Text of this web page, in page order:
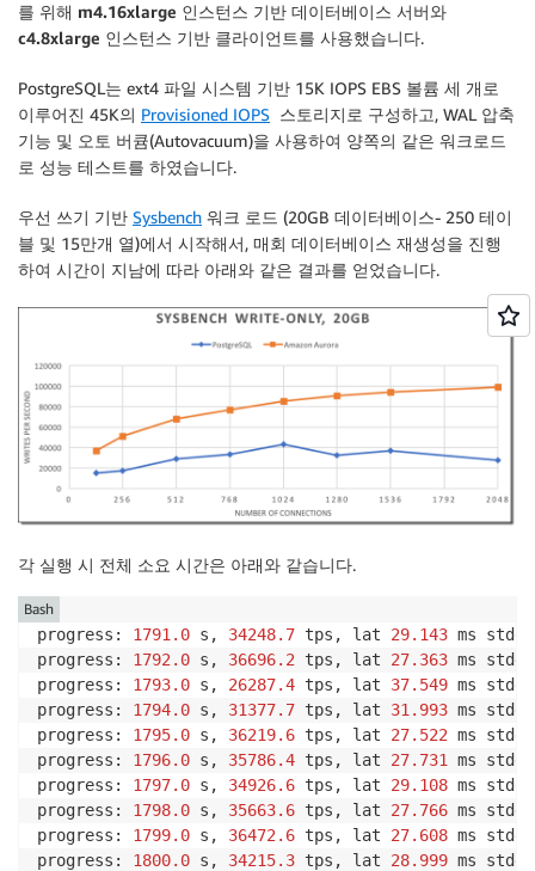
를 위해 m4.16xlarge 인스턴스 기반 데이터베이스 서버와
c4.8xlarge 인스턴스 기반 클라이언트를 사용했습니다.
PostgreSQL는 ext4 파일 시스템 기반 15K IOPS EBS 볼륨 세 개로
이루어진 45K의 Provisioned IOPS 스토리지로 구성하고, WAL 압축
기능 및 오토 버큠(Autovacuum)을 사용하여 양쪽의 같은 워크로드
로 성능 테스트를 하였습니다.
우선 쓰기 기반 Sysbench 워크 로드 (20GB 데이터베이스- 250 테이
블 및 15만개 열)에서 시작해서, 매회 데이터베이스 재생성을 진행
하여 시간이 지남에 따라 아래와 같은 결과를 얻었습니다.
각 실행 시 전체 소요 시간은 아래와 같습니다.
progress: 1791.0 s, 34248.7 tps, lat 29.143 ms
progress: 1792.0 s, 36696.2 tps, lat 27.363 ms
progress: 1793.0 s, 26287.4 tps, lat 37.549 ms
progress: 1794.0 s, 31377.7 tps, lat 31.993 ms
progress: 1795.0 s, 36219.6 tps, lat 27.522 ms
progress: 1796.0 s, 35786.4 tps, lat 27.731
ms
progress: 1797.0 s, 34926.6 tps, lat 29.108 ms
progress: 1798.0 s, 35663.6 tps, lat 27.766 ms
progress: 1799.0 s, 36472.6 tps, lat 27.608 ms
progress: 1800.0 s, 34215.3 tps, lat 28.999 ms
Bash